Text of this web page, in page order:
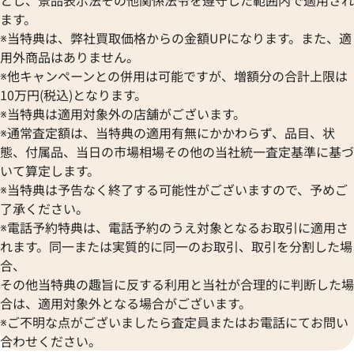
イトジャスト 41 126333 シ
格
時点の参考買取価格です
ロレックス デイトジャスト
参考買取価格
1,974,000円
※2024年6月9日時点の参考買
ます。
※当特典は、弊社買取価格からの金額UPになります。また、適
用外商品はありません。
※他キャンペーンとの併用は可能ですが、増額分の合計上限は
10万円(税込)となります。
※当特典は適用対象外の店舗がございます。
※通常査定額は、当特典の適用有無にかかわらず、品目、状
態、付属品、当日の市場相場その他の当社統一査定基準に基づ
いて算定します。
※当特典は予告なく終了する可能性がございますので、予めご
了承ください。
※電話予約特典は、電話予約のうえ対象となるお取引に適用さ
れます。同一または実質的に同一のお取引、取引を分割した場
合、
その他当特典の趣旨に反する利用と当社が合理的に判断した場
合は、適用対象外となる場合がございます。
※ご不明な点がございましたら査定員またはお電話にてお問い
合わせください。